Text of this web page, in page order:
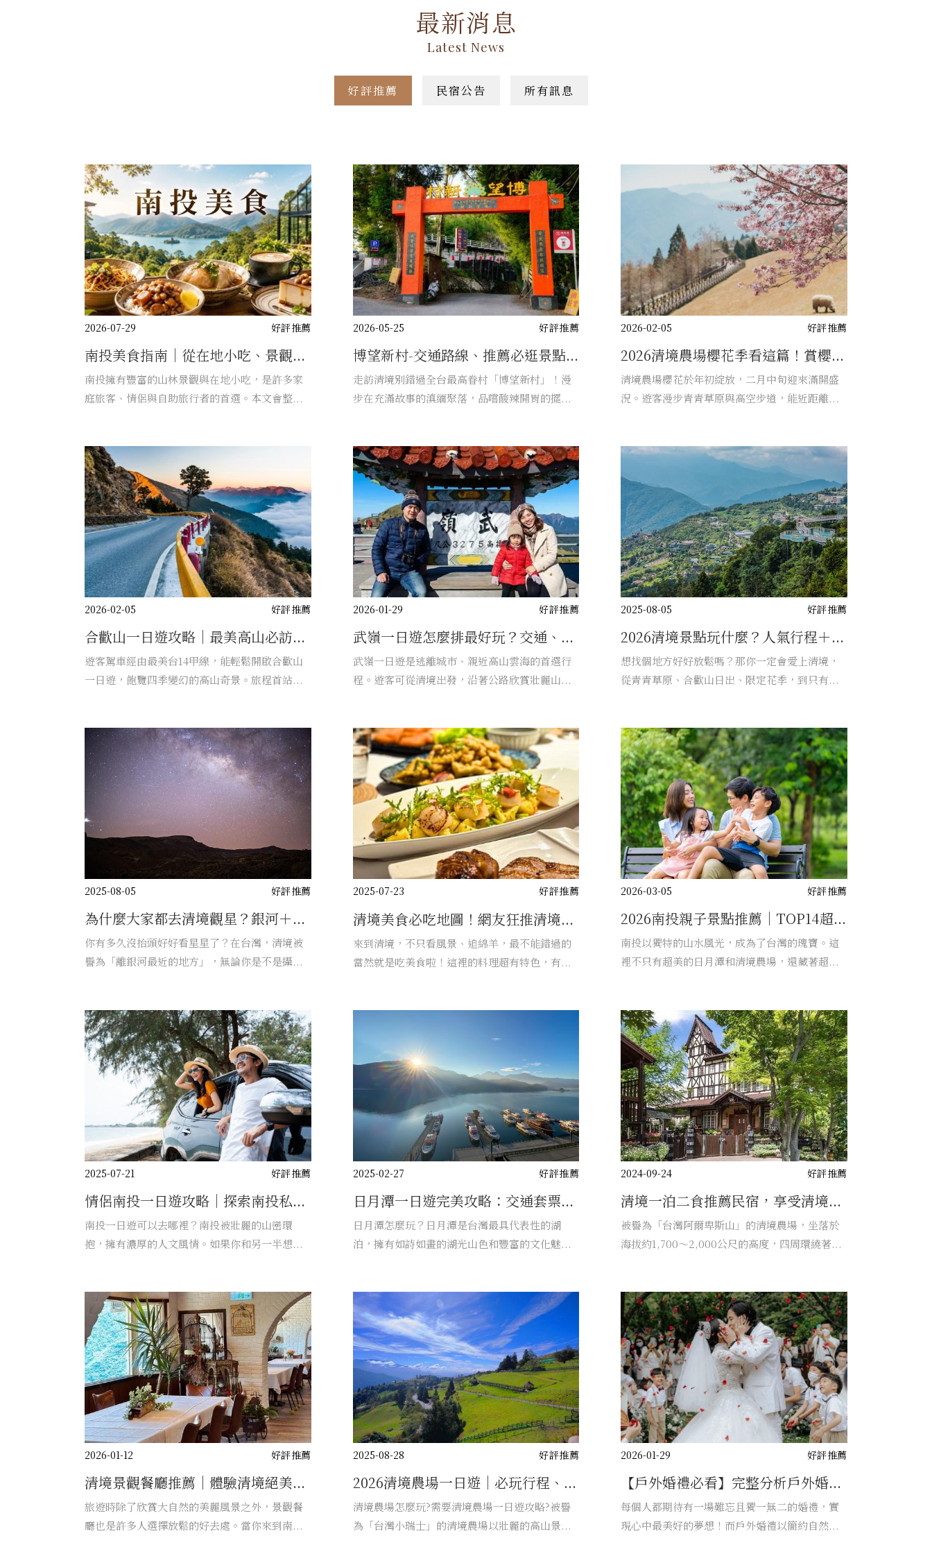
最新消息
Latest News
好評推薦 民宿公告 所有訊息
2026-07-29 好評推薦
南投美食指南｜從在地小吃、景觀...
南投擁有豐富的山林景觀與在地小吃，是許多家
庭旅客、情侶與自助旅行者的首選。本文會整...
2026-05-25 好評推薦
博望新村-交通路線、推薦必逛景點...
走訪清境別錯過全台最高眷村「博望新村」！漫
步在充滿故事的滇緬聚落，品嚐酸辣開胃的擺...
2026-02-05 好評推薦
2026清境農場櫻花季看這篇！賞櫻...
清境農場櫻花於年初綻放，二月中旬迎來滿開盛
況。遊客漫步青青草原與高空步道，能近距離...
2026-02-05 好評推薦
合歡山一日遊攻略｜最美高山必訪...
遊客駕車經由最美台14甲線，能輕鬆開啟合歡山
一日遊，飽覽四季變幻的高山奇景。旅程首站...
2026-01-29 好評推薦
武嶺一日遊怎麼排最好玩？交通、...
武嶺一日遊是逃離城市、親近高山雲海的首選行
程。遊客可從清境出發，沿著公路欣賞壯麗山...
2025-08-05 好評推薦
2026清境景點玩什麼？人氣行程＋...
想找個地方好好放鬆嗎？那你一定會愛上清境，
從青青草原、合歡山日出、限定花季，到只有...
2025-08-05 好評推薦
為什麼大家都去清境觀星？銀河＋...
你有多久沒抬頭好好看星星了？在台灣，清境被
譽為「離銀河最近的地方」，無論你是不是攝...
2025-07-23 好評推薦
清境美食必吃地圖！網友狂推清境...
來到清境，不只看風景、追綿羊，最不能錯過的
當然就是吃美食啦！這裡的料理超有特色，有...
2026-03-05 好評推薦
2026南投親子景點推薦｜TOP14超...
南投以獨特的山水風光，成為了台灣的瑰寶。這
裡不只有超美的日月潭和清境農場，還藏著超...
2025-07-21 好評推薦
情侶南投一日遊攻略｜探索南投私...
南投一日遊可以去哪裡？南投被壯麗的山巒環
抱，擁有濃厚的人文風情。如果你和另一半想...
2025-02-27 好評推薦
日月潭一日遊完美攻略：交通套票...
日月潭怎麼玩？日月潭是台灣最具代表性的湖
泊，擁有如詩如畫的湖光山色和豐富的文化魅...
2024-09-24 好評推薦
清境一泊二食推薦民宿，享受清境...
被譽為「台灣阿爾卑斯山」的清境農場，坐落於
海拔約1,700～2,000公尺的高度，四周環繞著...
2026-01-12 好評推薦
清境景觀餐廳推薦｜體驗清境絕美...
旅遊時除了欣賞大自然的美麗風景之外，景觀餐
廳也是許多人選擇放鬆的好去處。當你來到南...
2025-08-28 好評推薦
2026清境農場一日遊｜必玩行程、...
清境農場怎麼玩?需要清境農場一日遊攻略?被譽
為「台灣小瑞士」的清境農場以壯麗的高山景...
2026-01-29 好評推薦
【戶外婚禮必看】完整分析戶外婚...
每個人都期待有一場難忘且獨一無二的婚禮，實
現心中最美好的夢想！而戶外婚禮以簡約自然...